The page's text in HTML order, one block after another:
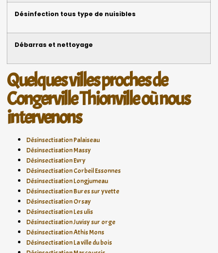
Désinfection tous type de nuisibles
Débarras et nettoyage
Quelques villes proches de
Congerville Thionville où nous
intervenons
Désinsectisation Palaiseau
Désinsectisation Massy
Désinsectisation Evry
Désinsectisation Corbeil Essonnes
Désinsectisation Longjumeau
Désinsectisation Bures sur yvette
Désinsectisation Orsay
Désinsectisation Les ulis
Désinsectisation Juvisy sur orge
Désinsectisation Athis Mons
Désinsectisation La ville du bois